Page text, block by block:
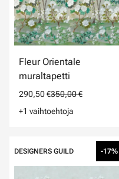
Fleur Orientale
muraltapetti
290,50 €350,00 €
+1 vaihtoehtoja
DESIGNERS GUILD -17%